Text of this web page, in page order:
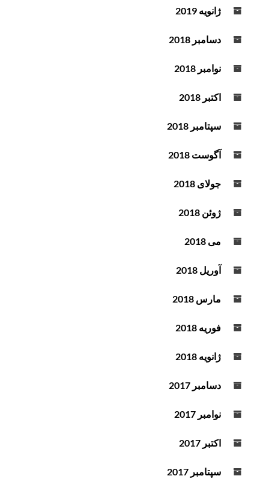
ژانویه 2019
دسامبر 2018
نوامبر 2018
اکتبر 2018
سپتامبر 2018
آگوست 2018
جولای 2018
ژوئن 2018
می 2018
آوریل 2018
مارس 2018
فوریه 2018
ژانویه 2018
دسامبر 2017
نوامبر 2017
اکتبر 2017
سپتامبر 2017